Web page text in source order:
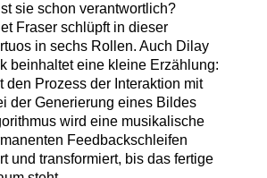
sie schon verantwortlich?
Fraser schlüpft in dieser
in sechs Rollen. Auch Dilay
beinhaltet eine kleine Erzählung:
den Prozess der Interaktion mit
der Generierung eines Bildes
wird eine musikalische
Feedbackschleifen
und transformiert, bis das fertige